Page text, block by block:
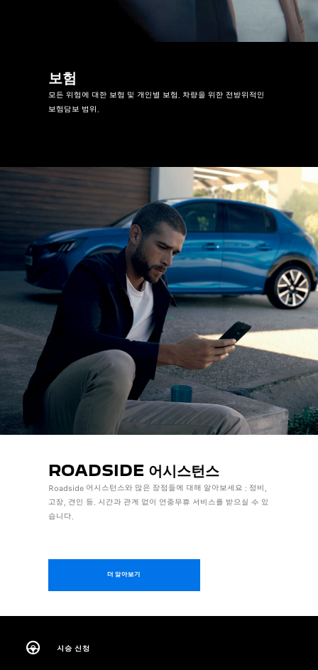
보험
모든 위험에 대한 보험 및 개인별 보험. 차량을 위한 전방위적인
보험담보 범위.
ROADSIDE 어시스턴스
Roadside 어시스턴스와 많은 장점들에 대해 알아보세요 : 정비,
고장, 견인 등. 시간과 관계 없이 연중무휴 서비스를 받으실 수 있
습니다.
더 알아보기
시승 신청